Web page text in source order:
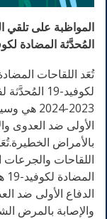
المواظبة على تلقي
المُحدَّثة المضادة
تُعَد اللقاحات
لكوفيد-19
2023-2024
الأولى ضد العدوى
بالأمراض
اللقاحات والجرعات
الدفاع الأولى ضد
والإصابة بالمرض